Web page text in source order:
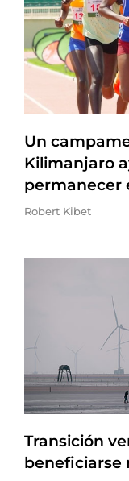
Un
Kilimanjaro
permanecer
Robert Kibet
Transición
beneficiarse